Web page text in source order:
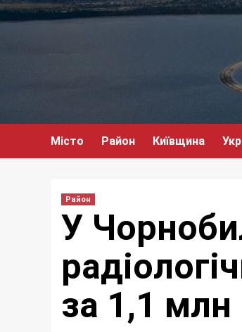
Перейти
до
Місто Район Київщина
Район
У
за 1,1 млн